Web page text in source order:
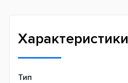
Характеристики
Тип